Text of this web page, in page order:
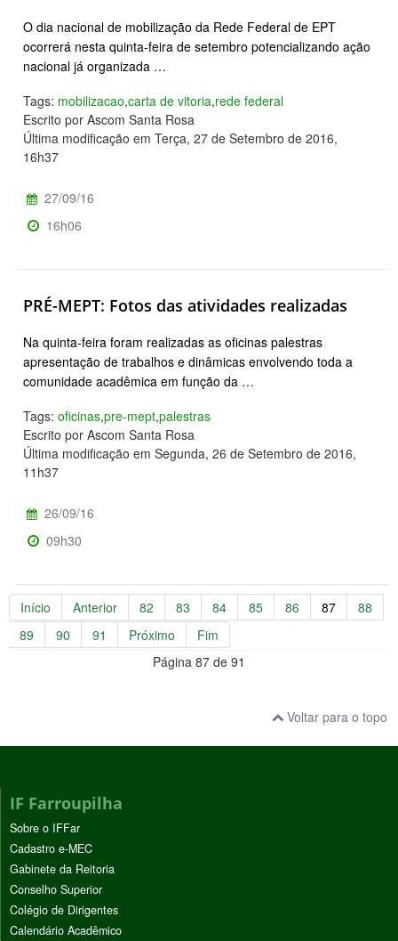
O dia nacional de mobilização da Rede Federal de EPT
ocorrerá nesta quinta-feira de setembro potencializando ação
nacional já organizada …
Tags: mobilizacao,carta de vitoria,rede federal
Escrito por Ascom Santa Rosa
Última modificação em Terça, 27 de Setembro de 2016,
16h37
27/09/16
16h06
PRÉ-MEPT: Fotos das atividades realizadas
Na quinta-feira foram realizadas as oficinas palestras
apresentação de trabalhos e dinâmicas envolvendo toda a
comunidade acadêmica em função da …
Tags: oficinas,pre-mept,palestras
Escrito por Ascom Santa Rosa
Última modificação em Segunda, 26 de Setembro de 2016,
11h37
26/09/16
09h30
Início Anterior 82 83 84 85 86 87
88
89
90 91 Próximo
Fim
Página 87 de 91
Voltar para o topo
IF Farroupilha
Sobre o IFFar
Cadastro e-MEC
Gabinete da Reitoria
Conselho Superior
Colégio de Dirigentes
Calendário Acadêmico